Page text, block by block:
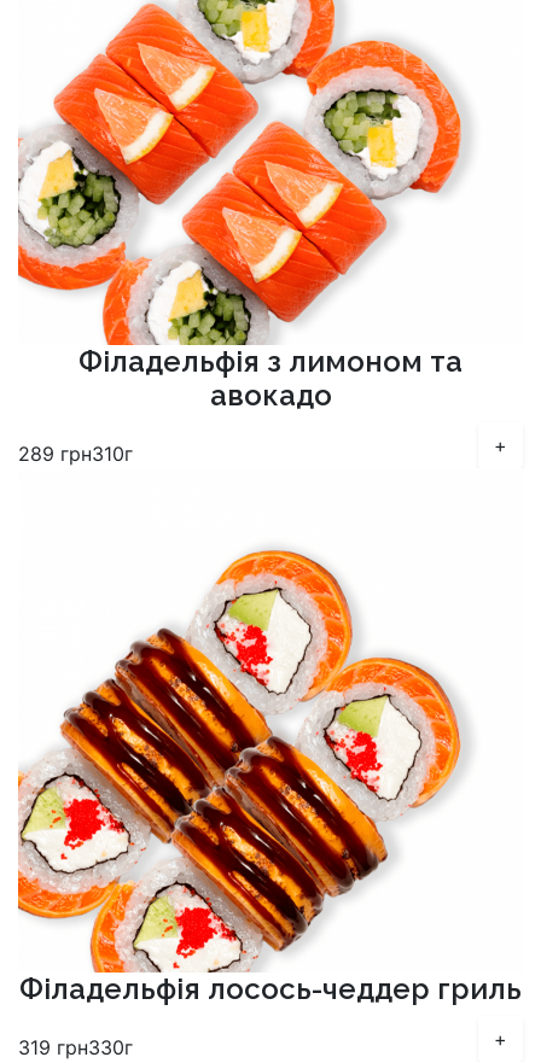
Філадельфія з лимоном та
авокадо
289 грн310г +
Філадельфія лосось-чеддер гриль
319 грн330г +